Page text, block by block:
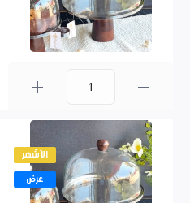
الأشهر
عرض